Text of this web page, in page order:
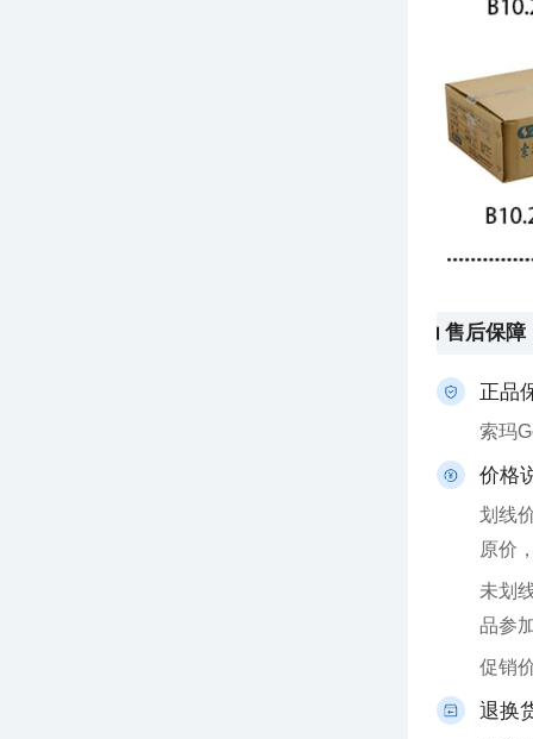
售后保障
正品
索玛
价格
原价
品参
促销
退换